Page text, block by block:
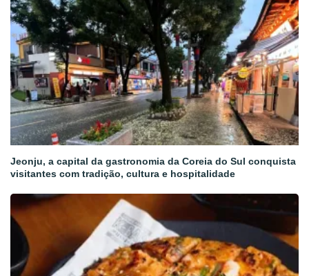
Jeonju, a capital da gastronomia da Coreia do Sul conquista
visitantes com tradição, cultura e hospitalidade